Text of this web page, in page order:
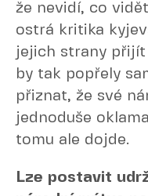
že nevidí, co
ostrá kritika
jejich strany přijít
by tak popřely
přiznat, že své
jednoduše
tomu ale dojde.
Lze postavit